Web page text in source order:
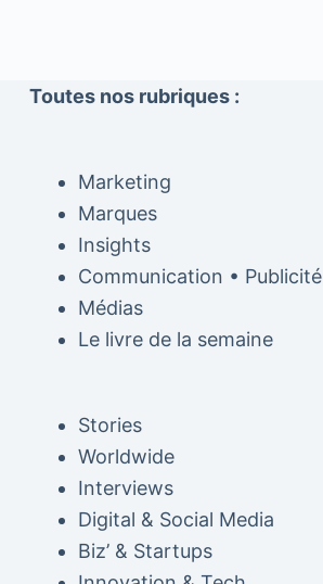
Toutes nos rubriques :
Marketing
Marques
Insights
Communication • Publicité
Médias
Le livre de la semaine
Stories
Worldwide
Interviews
Digital & Social Media
Biz’ & Startups